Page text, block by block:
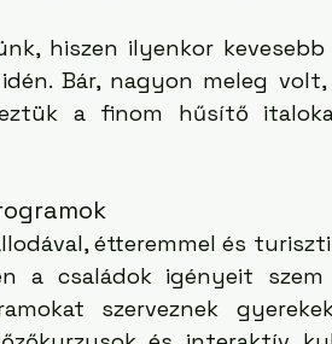
hiszen ilyenkor
Bár, nagyon meleg volt,
a finom hűsítő
étteremmel és
a családok igényeit
szerveznek